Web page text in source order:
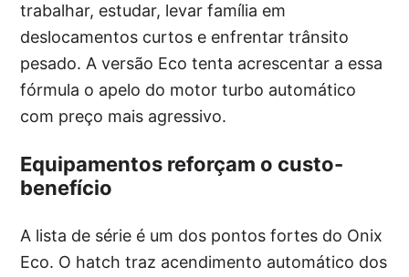
trabalhar, estudar, levar família em
deslocamentos curtos e enfrentar trânsito
pesado. A versão Eco tenta acrescentar a essa
fórmula o apelo do motor turbo automático
com preço mais agressivo.
Equipamentos reforçam o custo-
benefício
A lista de série é um dos pontos fortes do Onix
Eco. O hatch traz acendimento automático dos